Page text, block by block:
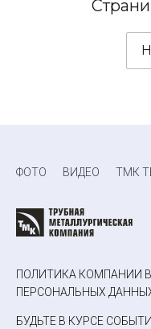
ФОТО ВИДЕО ТМК
ПОЛИТИКА КОМПАНИИ
ПЕРСОНАЛЬНЫХ
БУДЬТЕ В КУРСЕ